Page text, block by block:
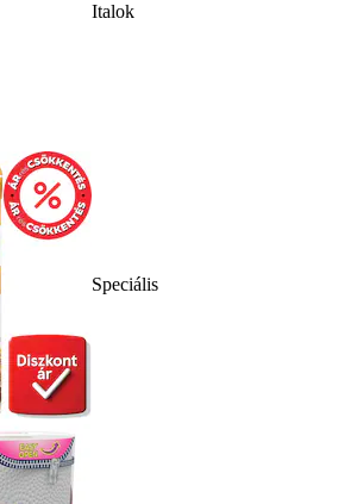
Italok
Speciális